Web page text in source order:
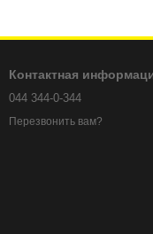
Контактная
044 344-0-344
Перезвонить вам?